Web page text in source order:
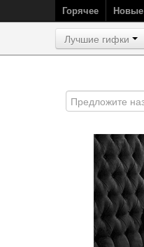
Горячее Новые
Лучшие гифки